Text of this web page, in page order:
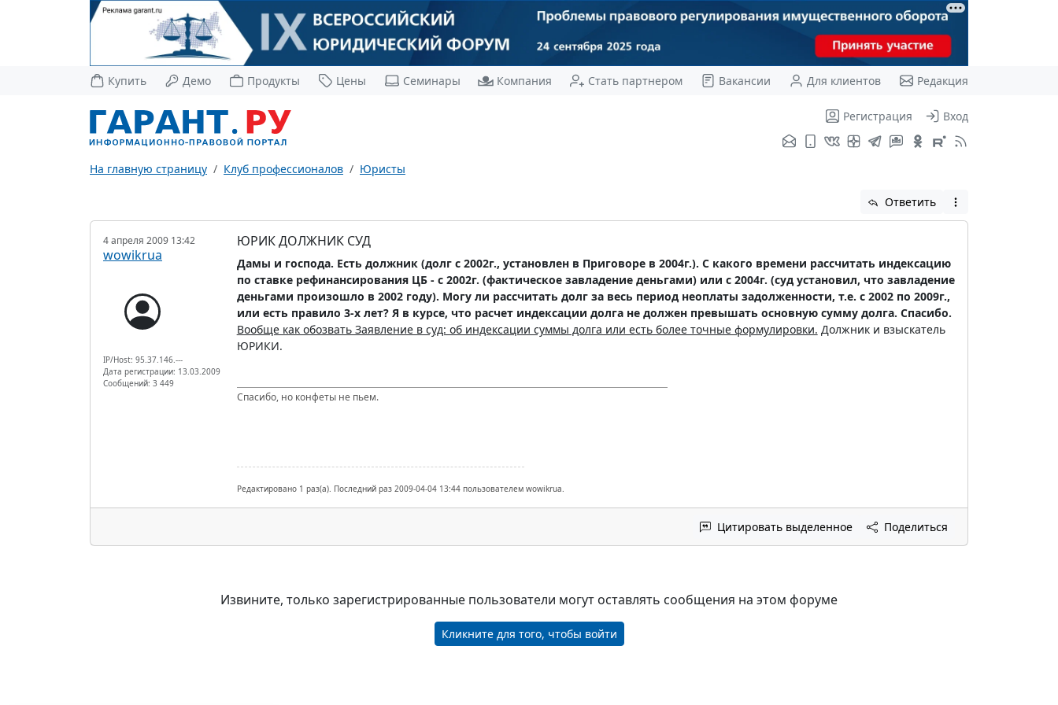
Купить Демо Продукты Цены Семинары Компания Стать партнером Вакансии Для клиентов Редакция
Регистрация Вход
На главную страницу Клуб профессионалов Юристы
Ответить
4 апреля 2009 13:42
wowikrua
IP/Host: 95.37.146.---
Дата регистрации: 13.03.2009
Сообщений: 3 449
ЮРИК ДОЛЖНИК СУД
Дамы и господа. Есть должник (долг с 2002г., установлен в Приговоре в 2004г.). С какого времени рассчитать индексацию
по ставке рефинансирования ЦБ - с 2002г. (фактическое завладение деньгами) или с 2004г. (суд установил, что завладение
деньгами произошло в 2002 году). Могу ли рассчитать долг за весь период неоплаты задолженности, т.е. с 2002 по 2009г.,
или есть правило 3-х лет? Я в курсе, что расчет индексации долга не должен превышать основную сумму долга. Спасибо.
Вообще как обозвать Заявление в суд: об индексации суммы долга или есть более точные формулировки. Должник и взыскатель
ЮРИКИ.
Спасибо, но конфеты не пьем.
Редактировано 1 раз(а). Последний раз 2009-04-04 13:44 пользователем wowikrua.
Цитировать выделенное Поделиться
Извините, только зарегистрированные пользователи могут оставлять сообщения на этом форуме
Кликните для того, чтобы войти